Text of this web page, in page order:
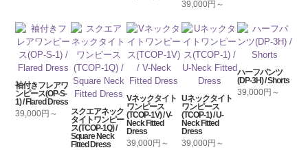
39,000円～
袖付きフレアワ
ンピース(OP-S-
1) / Flared Dress
39,000円～
スクエアネック
タイトワンピー
ス(TCOP-1Q) /
Square Neck
Fitted Dress
Vネックタイト
ワンピース
(TCOP-1V) / V-
Neck Fitted
Dress
39,000円～
Uネックタイト
ワンピース
(TCOP-1) / U-
Neck Fitted
Dress
39,000円～
ハーフパンツ
(DP-3H) / Shorts
39,000円～